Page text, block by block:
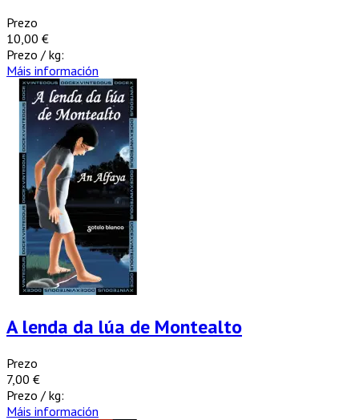
Prezo
10,00 €
Prezo / kg:
Máis información
A lenda da lúa de Montealto
Prezo
7,00 €
Prezo / kg:
Máis información